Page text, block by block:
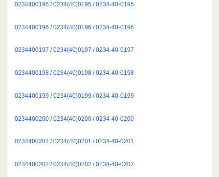
0234400195 / 0234(40)0195 / 0234-40-0195
0234400196 / 0234(40)0196 / 0234-40-0196
0234400197 / 0234(40)0197 / 0234-40-0197
0234400198 / 0234(40)0198 / 0234-40-0198
0234400199 / 0234(40)0199 / 0234-40-0199
0234400200 / 0234(40)0200 / 0234-40-0200
0234400201 / 0234(40)0201 / 0234-40-0201
0234400202 / 0234(40)0202 / 0234-40-0202